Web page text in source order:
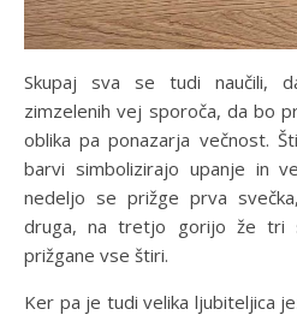
Skupaj sva se tudi naučili,
zimzelenih vej sporoča, da bo
oblika pa ponazarja večnost.
barvi simbolizirajo upanje in
nedeljo se prižge prva
druga, na tretjo gorijo že tri
prižgane vse štiri.
Ker pa je tudi velika ljubiteljica